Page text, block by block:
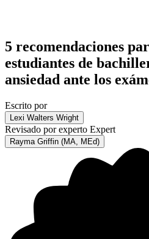
5 recomendaciones
estudiantes de
ansiedad ante los
Escrito por
Lexi Walters Wright
Revisado por experto Expert
Rayma Griffin (MA, MEd)